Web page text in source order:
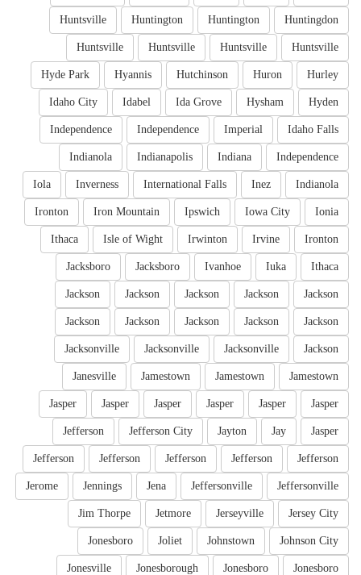
Huntingdon
Huntington
Huntington
Huntsville
Huntsville
Huntsville
Huntsville
Huntsville
Hurley
Huron
Hutchinson
Hyannis
Hyde Park
Hyden
Hysham
Ida Grove
Idabel
Idaho City
Idaho Falls
Imperial
Independence
Independence
Independence
Indiana
Indianapolis
Indianola
Indianola
Inez
International Falls
Inverness
Iola
Ionia
Iowa City
Ipswich
Iron Mountain
Ironton
Ironton
Irvine
Irwinton
Isle of Wight
Ithaca
Ithaca
Iuka
Ivanhoe
Jacksboro
Jacksboro
Jackson
Jackson
Jackson
Jackson
Jackson
Jackson
Jackson
Jackson
Jackson
Jackson
Jackson
Jacksonville
Jacksonville
Jacksonville
Jamestown
Jamestown
Jamestown
Janesville
Jasper
Jasper
Jasper
Jasper
Jasper
Jasper
Jasper
Jay
Jayton
Jefferson City
Jefferson
Jefferson
Jefferson
Jefferson
Jefferson
Jefferson
Jeffersonville
Jeffersonville
Jena
Jennings
Jerome
Jersey City
Jerseyville
Jetmore
Jim Thorpe
Johnson City
Johnstown
Joliet
Jonesboro
Jonesboro
Jonesboro
Jonesborough
Jonesville